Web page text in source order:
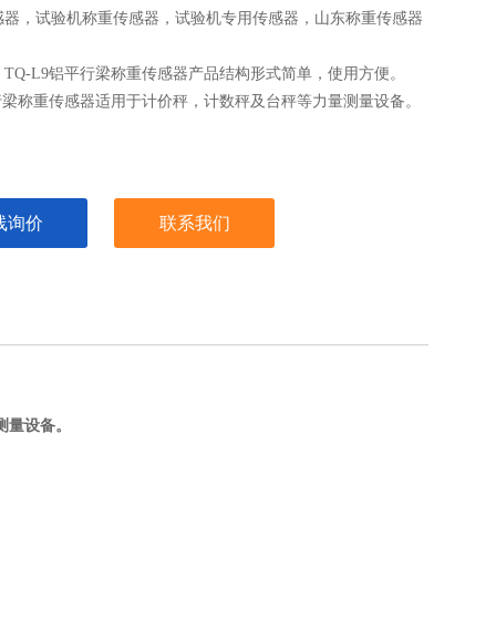
器，试验机称重传感器，试验机专用传感器，山东称重传感器
L9铝平行梁称重传感器产品结构形式简单，使用方便。
称重传感器适用于计价秤，计数秤及台秤等力量测量设备。
询价 联系我们
设备。